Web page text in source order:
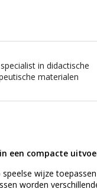
in didactische
materialen
een compacte
wijze
worden